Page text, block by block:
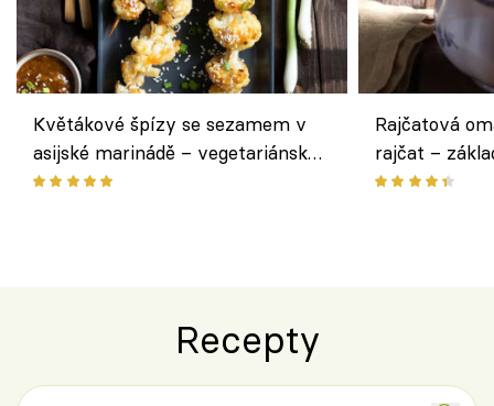
Květákové špízy se sezamem v
asijské marinádě – vegetariánská
chuťovka z grilu
Rajčatová
rajčat –
Recepty